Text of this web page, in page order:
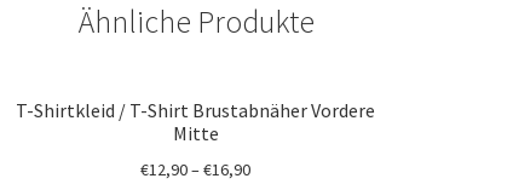
Ähnliche Produkte
T-Shirtkleid / T-Shirt Brustabnäher Vordere
Mitte
€12,90–€16,90